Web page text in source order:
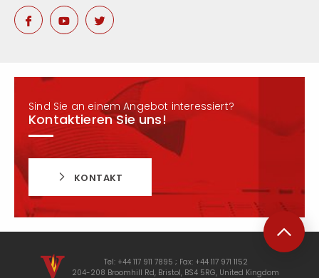
Sind Sie an einem Angebot interessiert?
Kontaktieren Sie uns!
KONTAKT
Tel: +44 117 911 7895 ; Fax: +44 117 971 1152
204-208 Broomhill Rd, Bristol, BS4 5RG, United Kingdom